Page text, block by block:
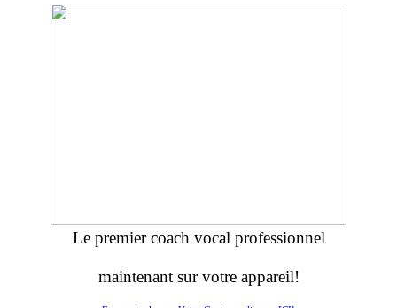
Le premier coach vocal professionnel
maintenant sur votre appareil!